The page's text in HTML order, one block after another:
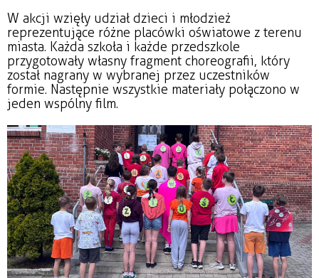
W akcji wzięły udział dzieci i młodzież
reprezentujące różne placówki oświatowe z terenu
miasta. Każda szkoła i każde przedszkole
przygotowały własny fragment choreografii, który
został nagrany w wybranej przez uczestników
formie. Następnie wszystkie materiały połączono w
jeden wspólny film.